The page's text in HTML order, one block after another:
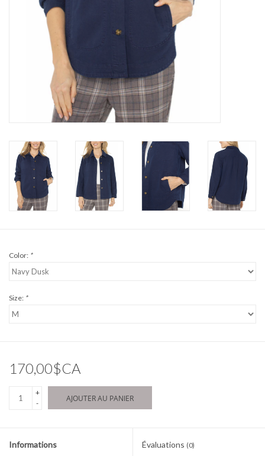
Color: *
Size: *
170,00$CA
+
-
AJOUTER AU PANIER
Informations Évaluations (0)